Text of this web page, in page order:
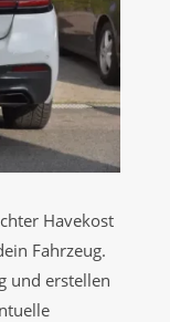
Havekost
Fahrzeug.
und erstellen